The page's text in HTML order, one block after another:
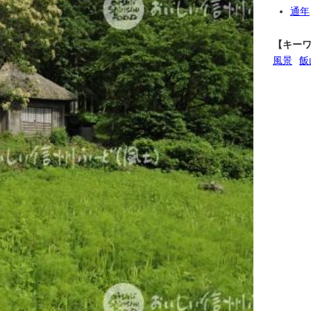
通年
【キー
風景
飯